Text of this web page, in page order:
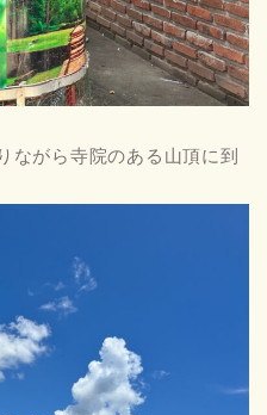
ながら寺院のある山頂に到